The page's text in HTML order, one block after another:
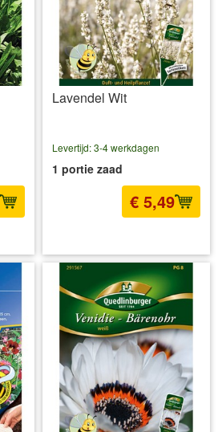
Lavendel Wit
Levertijd: 3-4 werkdagen
1 portie zaad
€ 5,49